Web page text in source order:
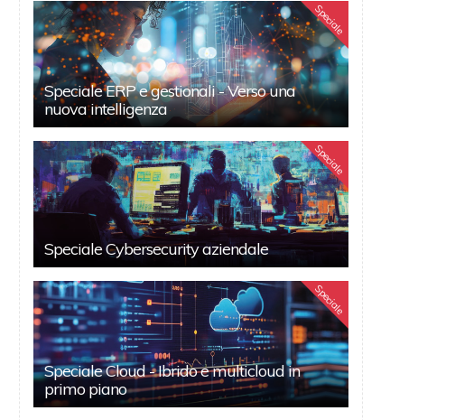
Speciale
Speciale ERP e gestionali - Verso una
nuova intelligenza
Speciale
Speciale Cybersecurity aziendale
Speciale
Speciale Cloud - Ibrido e multicloud in
primo piano